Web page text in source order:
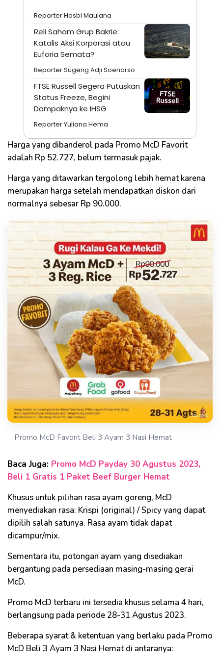
Reporter Hasbi Maulana
Reli Saham Grup Bakrie:
Katalis Aksi Korporasi atau
Euforia Semata?
Reporter Sugeng Adji Soenarso
FTSE Russell Segera Putuskan
Status Freeze, Begini
Dampaknya ke IHSG
Reporter Yuliana Hema
Harga yang dibanderol pada Promo McD Favorit
adalah Rp 52.727, belum termasuk pajak.
Harga yang ditawarkan tergolong lebih hemat karena
merupakan harga setelah mendapatkan diskon dari
normalnya sebesar Rp 90.000.
Promo McD Favorit Beli 3 Ayam 3 Nasi Hemat
Baca Juga: Promo McD Payday 30 Agustus 2023,
Beli 1 Gratis 1 Paket Beef Burger Hemat
Khusus untuk pilihan rasa ayam goreng, McD
menyediakan rasa: Krispi (original) / Spicy yang dapat
dipilih salah satunya. Rasa ayam tidak dapat
dicampur/mix.
Sementara itu, potongan ayam yang disediakan
bergantung pada persediaan masing-masing gerai
McD.
Promo McD terbaru ini tersedia khusus selama 4 hari,
berlangsung pada periode 28-31 Agustus 2023.
Beberapa syarat & ketentuan yang berlaku pada Promo
McD Beli 3 Ayam 3 Nasi Hemat di antaranya: